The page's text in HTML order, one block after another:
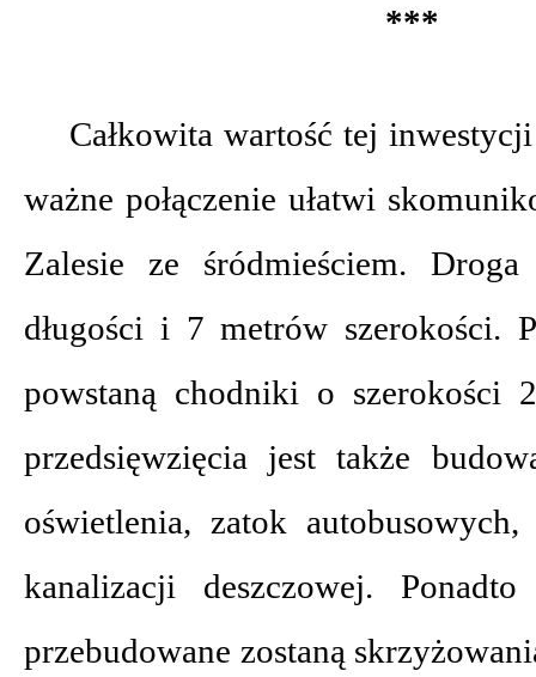
***
Całkowita wartość tej
ważne połączenie ułatwi
Zalesie ze śródmieściem.
długości i 7 metrów szerokości.
powstaną chodniki o szerokości
przedsięwzięcia jest także
oświetlenia, zatok
kanalizacji deszczowej.
przebudowane zostaną